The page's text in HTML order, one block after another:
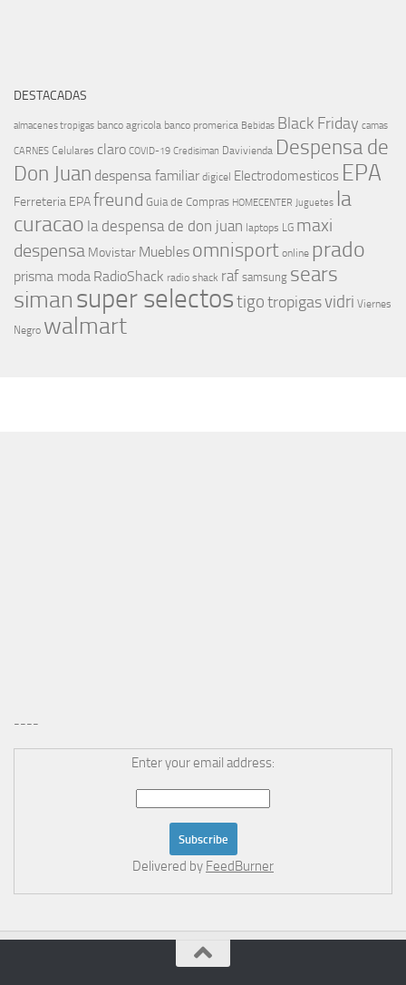
DESTACADAS
almacenes tropigas banco agricola banco promerica Bebidas Black Friday camas
CARNES Celulares claro COVID-19 Credisiman Davivienda Despensa de
Don Juan despensa familiar digicel Electrodomesticos EPA
Ferreteria EPAfreund Guia de Compras HOMECENTER Juguetes la
curacao la despensa de don juan laptops LG maxi
despensa Movistar Muebles omnisport online prado
prisma moda RadioShack radio shack raf samsung sears
simansuper selectostigotropigasvidri Viernes
Negro walmart
----
Enter your email address:
Delivered by FeedBurner